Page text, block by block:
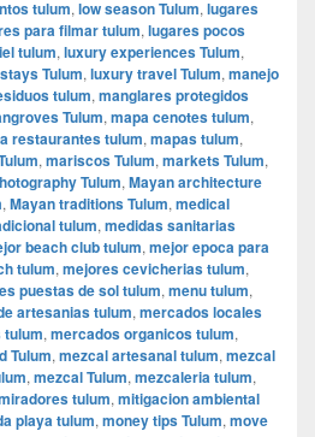
tulum, low season Tulum, lugares
para filmar tulum, lugares pocos
tulum, luxury experiences Tulum,
Tulum, luxury travel Tulum, manejo
tulum, manglares protegidos
Tulum, mapa cenotes tulum,
restaurantes tulum, mapas tulum,
, mariscos Tulum, markets Tulum,
Tulum, Mayan architecture
, Mayan traditions Tulum, medical
tulum, medidas sanitarias
beach club tulum, mejor epoca para
tulum, mejores cevicherias tulum,
puestas de sol tulum, menu tulum,
artesanias tulum, mercados locales
, mercados organicos tulum,
Tulum, mezcal artesanal tulum, mezcal
, mezcal Tulum, mezcaleria tulum,
tulum, mitigacion ambiental
playa tulum, money tips Tulum, move